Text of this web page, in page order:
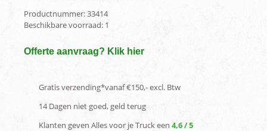
Productnummer:33414
Beschikbare voorraad: 1
Offerte aanvraag? Klik hier
Gratis verzending*vanaf €150,- excl. Btw
14 Dagen niet goed, geld terug
Klanten geven Alles voor je Truck een 4,6 / 5